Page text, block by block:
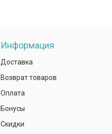
Информация
Доставка
Возврат товаров
Оплата
Бонусы
Скидки